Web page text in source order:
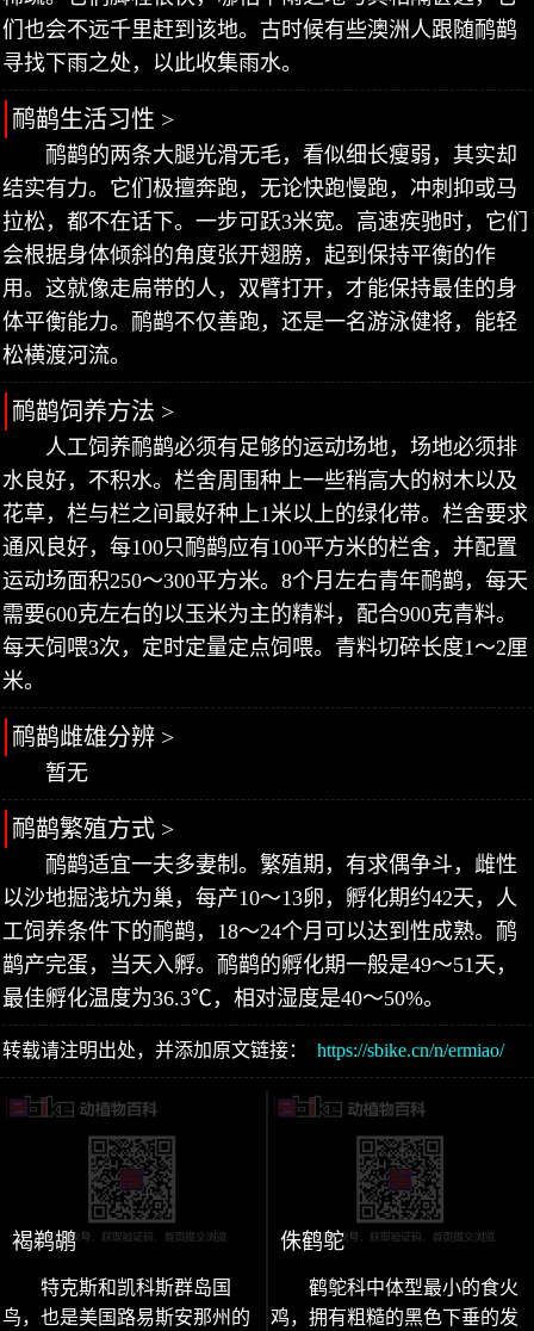
们也会不远千里赶到该地。古时候有些澳洲人跟随鸸鹋
寻找下雨之处，以此收集雨水。
鸸鹋生活习性 >
鸸鹋的两条大腿光滑无毛，看似细长瘦弱，其实却
结实有力。它们极擅奔跑，无论快跑慢跑，冲刺抑或马
拉松，都不在话下。一步可跃3米宽。高速疾驰时，它们
会根据身体倾斜的角度张开翅膀，起到保持平衡的作
用。这就像走扁带的人，双臂打开，才能保持最佳的身
体平衡能力。鸸鹋不仅善跑，还是一名游泳健将，能轻
松横渡河流。
鸸鹋饲养方法 >
人工饲养鸸鹋必须有足够的运动场地，场地必须排
水良好，不积水。栏舍周围种上一些稍高大的树木以及
花草，栏与栏之间最好种上1米以上的绿化带。栏舍要求
通风良好，每100只鸸鹋应有100平方米的栏舍，并配置
运动场面积250～300平方米。8个月左右青年鸸鹋，每天
需要600克左右的以玉米为主的精料，配合900克青料。
每天饲喂3次，定时定量定点饲喂。青料切碎长度1～2厘
米。
鸸鹋雌雄分辨 >
暂无
鸸鹋繁殖方式 >
鸸鹋适宜一夫多妻制。繁殖期，有求偶争斗，雌性
以沙地掘浅坑为巢，每产10～13卵，孵化期约42天，人
工饲养条件下的鸸鹋，18～24个月可以达到性成熟。鸸
鹋产完蛋，当天入孵。鸸鹋的孵化期一般是49～51天，
最佳孵化温度为36.3℃，相对湿度是40～50%。
转载请注明出处，并添加原文链接： https://sbike.cn/n/ermiao/
褐鹈鹕
特克斯和凯科斯群岛国
鸟，也是美国路易斯安那州的
侏鹤鸵
鹤鸵科中体型最小的食火
鸡，拥有粗糙的黑色下垂的发